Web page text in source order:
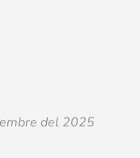
del 2025